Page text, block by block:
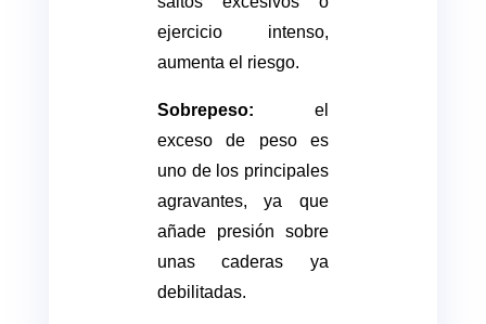
ejercicio intenso,
aumenta el riesgo.
Sobrepeso: el
exceso de peso es
uno de los principales
agravantes, ya que
añade presión sobre
unas caderas ya
debilitadas.